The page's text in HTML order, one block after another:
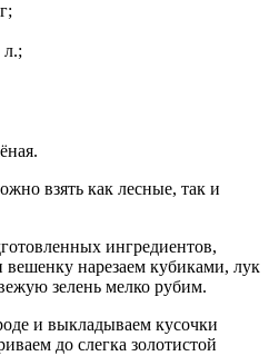
л.;
взять как лесные, так и
ингредиентов,
нарезаем кубиками, лук
зелень мелко рубим.
и выкладываем кусочки
до слегка золотистой